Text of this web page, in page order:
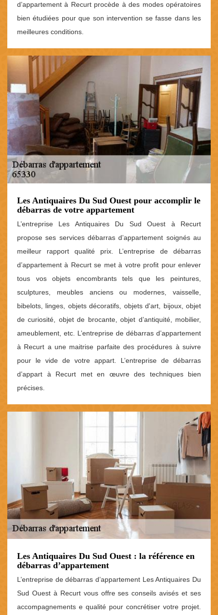
d’appartement à Recurt procède à des modes opératoires
bien étudiées pour que son intervention se fasse dans les
meilleures conditions.
Les Antiquaires Du Sud Ouest pour accomplir le
débarras de votre appartement
L’entreprise Les Antiquaires Du Sud Ouest à Recurt
propose ses services débarras d’appartement soignés au
meilleur rapport qualité prix. L’entreprise de débarras
d’appartement à Recurt se met à votre profit pour enlever
tous vos objets encombrants tels que les peintures,
sculptures, meubles anciens ou modernes, vaisselle,
bibelots, linges, objets décoratifs, objets d'art, bijoux, objet
de curiosité, objet de brocante, objet d’antiquité, mobilier,
ameublement, etc. L’entreprise de débarras d’appartement
à Recurt a une maitrise parfaite des procédures à suivre
pour le vide de votre appart. L’entreprise de débarras
d’appart à Recurt met en œuvre des techniques bien
précises.
Les Antiquaires Du Sud Ouest : la référence en
débarras d’appartement
L’entreprise de débarras d’appartement Les Antiquaires Du
Sud Ouest à Recurt vous offre ses conseils avisés et ses
accompagnements e qualité pour concrétiser votre projet.